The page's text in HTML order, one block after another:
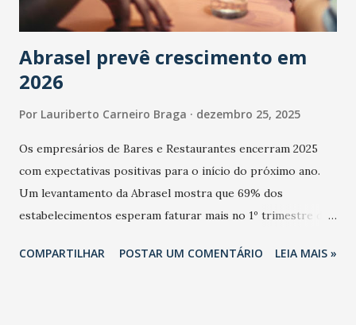
Abrasel prevê crescimento em
2026
Por Lauriberto Carneiro Braga dezembro 25, 2025
Os empresários de Bares e Restaurantes encerram 2025
com expectativas positivas para o início do próximo ano.
Um levantamento da Abrasel mostra que 69% dos
estabelecimentos esperam faturar mais no 1º trimestre de
relação ao último trimestre deste ano, 56% também
COMPARTILHAR POSTAR UM COMENTÁRIO LEIA MAIS »